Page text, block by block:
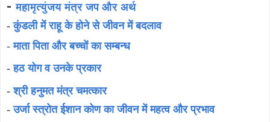
-महामृत्युंजय मंत्र जप और अर्थ
-कुंडली में राहू के होने से जीवन में बदलाव
- माता पिता और बच्चों का सम्बन्ध
-हठ योग व उनके प्रकार
-श्री हनुमत मंत्र चमत्कार
-उर्जा स्त्रोत ईशान कोण का जीवन में महत्व और प्रभाव